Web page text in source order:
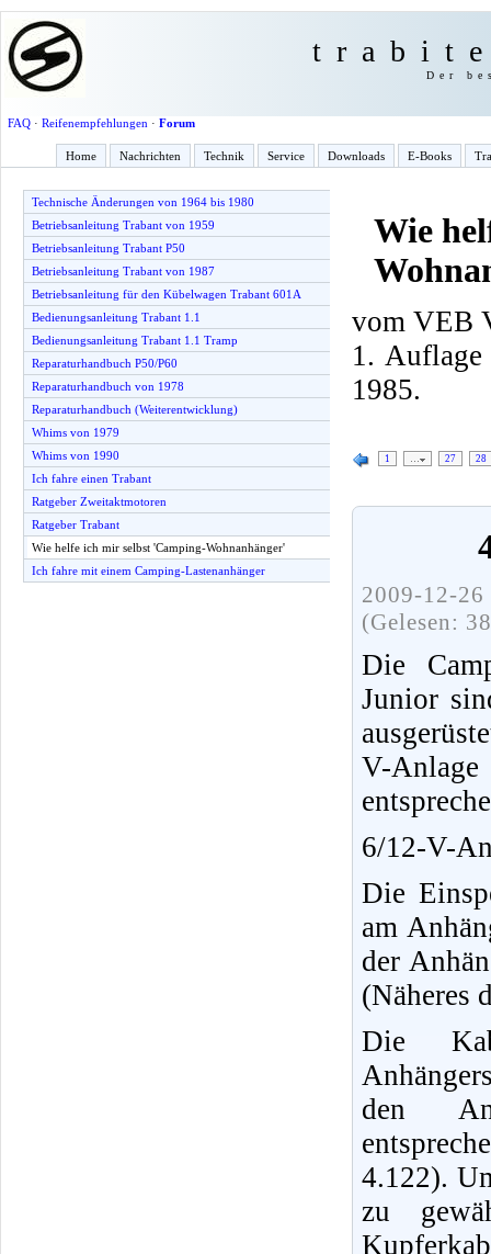
Der
FAQ· Reifenempfehlungen · Forum
Home Nachrichten Technik Service Downloads E-Books
Technische Änderungen von 1964 bis 1980
Betriebsanleitung Trabant von 1959
Betriebsanleitung Trabant P50
Betriebsanleitung Trabant von 1987
Betriebsanleitung für den Kübelwagen Trabant 601A
Bedienungsanleitung Trabant 1.1
Bedienungsanleitung Trabant 1.1 Tramp
Reparaturhandbuch P50/P60
Reparaturhandbuch von 1978
Reparaturhandbuch (Weiterentwicklung)
Whims von 1979
Whims von 1990
Ich fahre einen Trabant
Ratgeber Zweitaktmotoren
Ratgeber Trabant
Wie helfe ich mir selbst 'Camping-Wohnanhänger'
Ich fahre mit einem Camping-Lastenanhänger
Wie
vom VEB
1.
1985.
1 27 28
2009-12-
(Gelesen:
Die
Junior
V-
6/12-V-
Die
am
der
(Näheres
Die
den
4.122).
zu